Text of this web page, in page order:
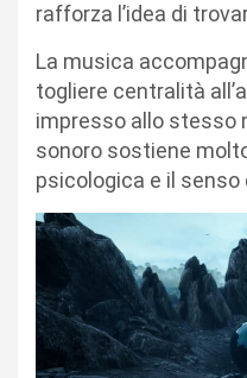
rafforza l’idea di
La musica
togliere centralità
impresso allo stesso
sonoro sostiene
psicologica e il senso